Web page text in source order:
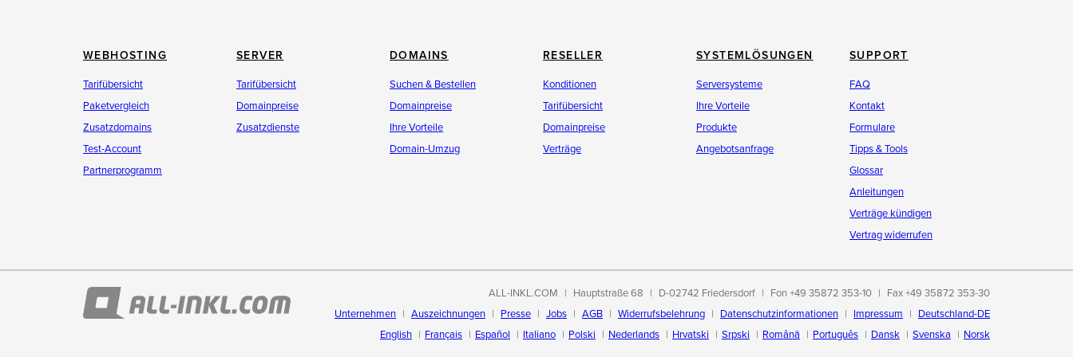
WEBHOSTING
Tarifübersicht
Paketvergleich
Zusatzdomains
Test-Account
Partnerprogramm
SERVER
Tarifübersicht
Domainpreise
Zusatzdienste
DOMAINS
Suchen & Bestellen
Domainpreise
Ihre Vorteile
Domain-Umzug
RESELLER
Konditionen
Tarifübersicht
Domainpreise
Verträge
SYSTEMLÖSUNGEN
Serversysteme
Ihre Vorteile
Produkte
Angebotsanfrage
SUPPORT
FAQ
Kontakt
Formulare
Tipps & Tools
Glossar
Anleitungen
Verträge kündigen
Vertrag widerrufen
ALL-INKL.COM Hauptstraße 68 D-02742 Friedersdorf Fon +49 35872 353-10
Fax +49 35872 353-30
Unternehmen
Auszeichnungen Presse Jobs AGB Widerrufsbelehrung Datenschutzinformationen Impressum
Deutschland-DE
English
Français Español Italiano Polski Nederlands Hrvatski Srpski Română Português Dansk Svenska Norsk